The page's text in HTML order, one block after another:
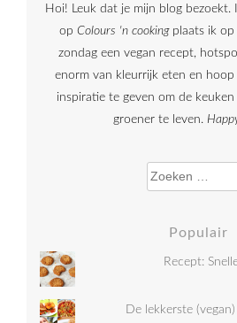
Hoi! Leuk dat je mijn blog bezoekt.
op Colours 'n cookingplaats ik op
zondag een vegan recept,
enorm van kleurrijk eten en
inspiratie te geven om de
groener te leven.
Zoeken naar:
Populair
Recept:
De lekkerste